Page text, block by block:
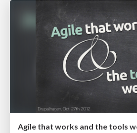
Agile that works and the tools